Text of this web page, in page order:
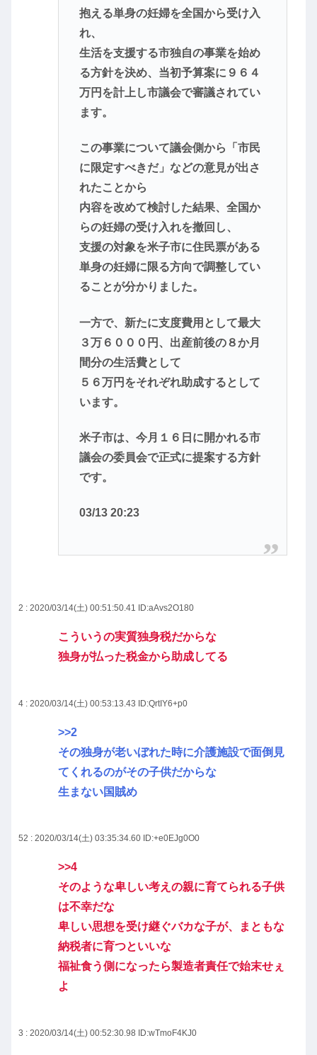
抱える単身の妊婦を全国から受け入
れ、
生活を支援する市独自の事業を始め
る方針を決め、当初予算案に９６４
万円を計上し市議会で審議されてい
ます。
この事業について議会側から「市民
に限定すべきだ」などの意見が出さ
れたことから
内容を改めて検討した結果、全国か
らの妊婦の受け入れを撤回し、
支援の対象を米子市に住民票がある
単身の妊婦に限る方向で調整してい
ることが分かりました。
一方で、新たに支度費用として最大
３万６０００円、出産前後の８か月
間分の生活費として
５６万円をそれぞれ助成するとして
います。
米子市は、今月１６日に開かれる市
議会の委員会で正式に提案する方針
です。
03/13 20:23
2 : 2020/03/14(土) 00:51:50.41 ID:aAvs2O180
こういうの実質独身税だからな
独身が払った税金から助成してる
4 : 2020/03/14(土) 00:53:13.43 ID:QrtIY6+p0
>>2
その独身が老いぼれた時に介護施設で面倒見
てくれるのがその子供だからな
生まない国賊め
52 : 2020/03/14(土) 03:35:34.60 ID:+e0EJg0O0
>>4
そのような卑しい考えの親に育てられる子供
は不幸だな
卑しい思想を受け継ぐバカな子が、まともな
納税者に育つといいな
福祉食う側になったら製造者責任で始末せぇ
よ
3 : 2020/03/14(土) 00:52:30.98 ID:wTmoF4KJ0